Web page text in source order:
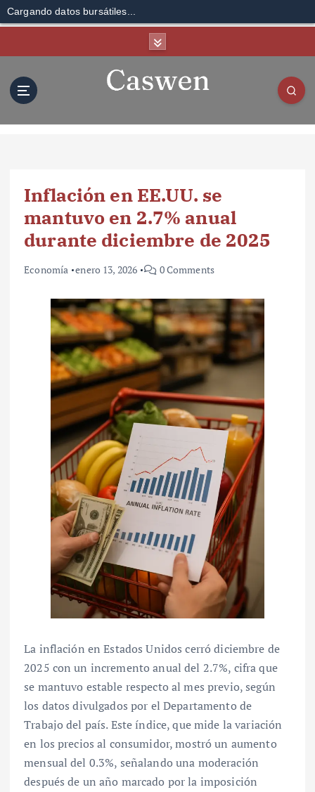
Cargando datos bursátiles...
Inflación en EE.UU. se
mantuvo en 2.7% anual
durante diciembre de 2025
Economía enero 13, 2026 0 Comments
La inflación en Estados Unidos cerró diciembre de
2025 con un incremento anual del 2.7%, cifra que
se mantuvo estable respecto al mes previo, según
los datos divulgados por el Departamento de
Trabajo del país. Este índice, que mide la variación
en los precios al consumidor, mostró un aumento
mensual del 0.3%, señalando una moderación
después de un año marcado por la imposición